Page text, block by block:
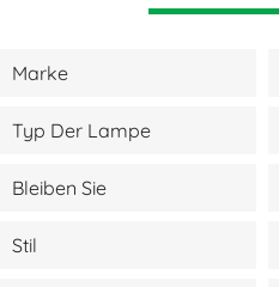
Marke
Typ Der Lampe
Bleiben Sie
Stil